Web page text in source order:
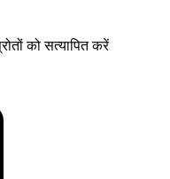
को सत्यापित करें